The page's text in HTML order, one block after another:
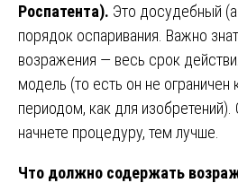
Роспатента). Это досудебный
порядок оспаривания. Важно
возражения — весь срок
модель (то есть он не ограничен
периодом, как для
начнете процедуру, тем лучше.
Что должно содержать